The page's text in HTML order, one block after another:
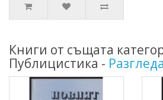
Книги от същата
Публицистика -